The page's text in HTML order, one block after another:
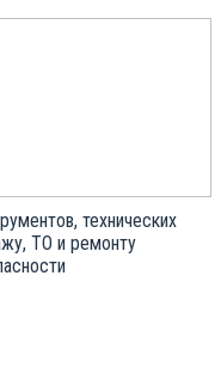
технических
ТО и ремонту